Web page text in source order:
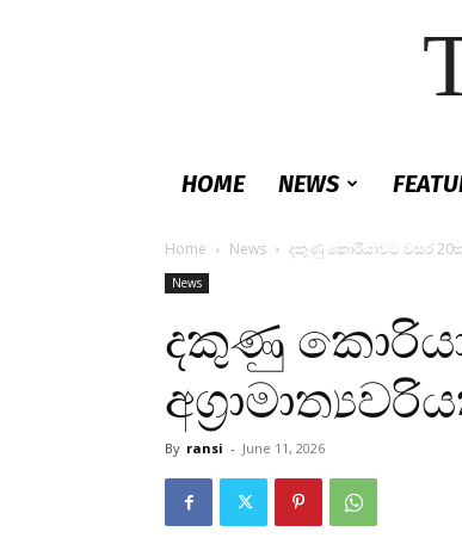
HOME NEWS
Home News දකුණු කොරියාවට වසර
News
දකුණු
By ransi - June 11, 2026